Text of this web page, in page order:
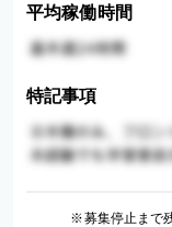
平均稼働時間
特記事項
※募集停止まで